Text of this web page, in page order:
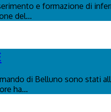
e formazione di
del...
di Belluno sono stati
ha...